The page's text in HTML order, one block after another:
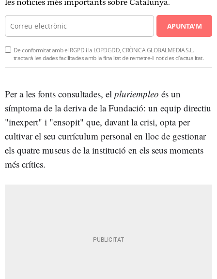
les notícies més importants sobre Catalunya.
APUNTA'M
De conformitat amb el RGPD i la LOPDGDD, CRÒNICA GLOBALMEDIA S.L.
tractarà les dades facilitades amb la finalitat de remetre-li notícies d'actualitat.
Per a les fonts consultades, el pluriempleo és un
símptoma de la deriva de la Fundació: un equip directiu
"inexpert" i "ensopit" que, davant la crisi, opta per
cultivar el seu currículum personal en lloc de gestionar
els quatre museus de la institució en els seus moments
més crítics.